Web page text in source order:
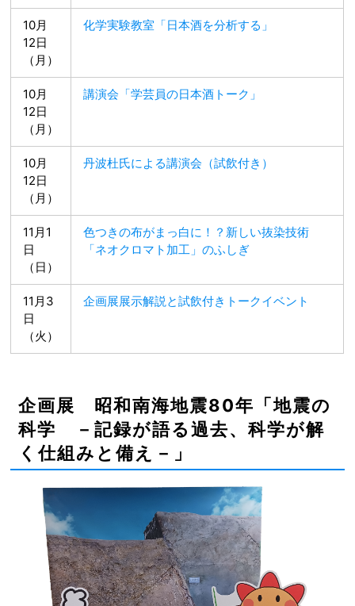
10月
12日
（月）
化学実験教室「日本酒を分析する」
10月
12日
（月）
講演会「学芸員の日本酒トーク」
10月
12日
（月）
丹波杜氏による講演会（試飲付き）
11月1
日
（日）
色つきの布がまっ白に！？新しい抜染技術
「ネオクロマト加工」のふしぎ
11月3
日
（火）
企画展展示解説と試飲付きトークイベント
企画展 昭和南海地震80年「地震の
科学 －記録が語る過去、科学が解
く仕組みと備え－」